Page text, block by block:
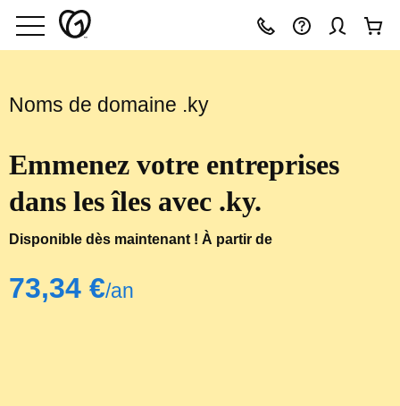
Noms de domaine .ky
Emmenez votre entreprises
dans les îles avec .ky.
Disponible dès maintenant ! À partir de
‪73,34 €‬/an